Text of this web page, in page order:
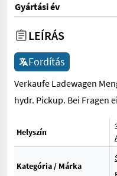
Gyártási év
LEÍRÁS
Fordítás
Verkaufe Ladewagen
hydr. Pickup. Bei Fragen
Helyszín
Kategória / Márka